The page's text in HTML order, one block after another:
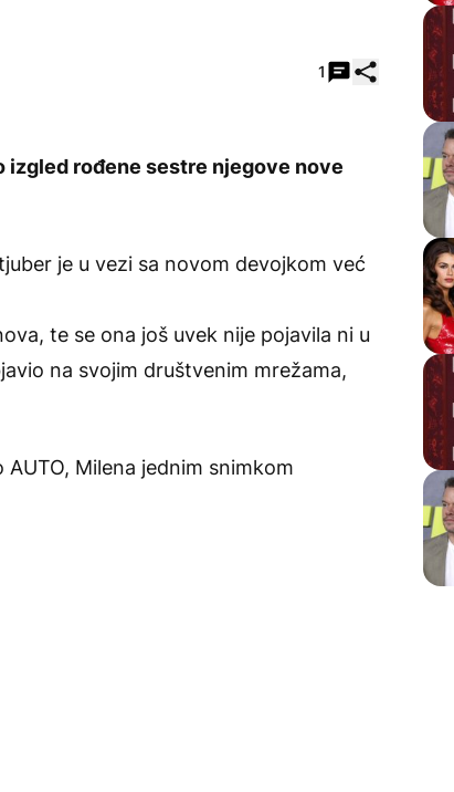
1 Podeli
izgled rođene sestre njegove nove
je u vezi sa novom devojkom već
te se ona još uvek nije pojavila ni u
na svojim društvenim mrežama,
Milena jednim snimkom